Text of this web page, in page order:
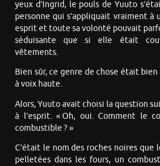
yeux d’Ingrid, le pouls de Yuuto
personne qui s’appliquait vraiment
esprit et toute sa volonté pouvait
séduisante que si elle était
vêtements.
Bien sûr, ce genre de chose était
à voix haute.
Alors, Yuuto avait choisi la question
à l’esprit. « Oh, oui. Comment le
combustible ? »
C’était le nom des roches noires que
pelletées dans les fours, un